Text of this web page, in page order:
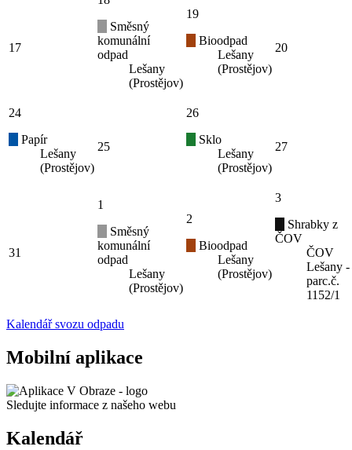
17
Směsný
komunální
odpad
Lešany
(Prostějov)
19
Bioodpad
Lešany
(Prostějov)
20
24
Papír
Lešany
(Prostějov)
25
26
Sklo
Lešany
(Prostějov)
27
31
1
Směsný
komunální
odpad
Lešany
(Prostějov)
2
Bioodpad
Lešany
(Prostějov)
3
Shrabky z
ČOV
ČOV
Lešany -
parc.č.
1152/1
Kalendář svozu odpadu
Mobilní aplikace
Sledujte informace z našeho webu
Kalendář